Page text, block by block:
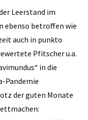
Leerstand im
ebenso betroffen wie
auch in punkto
Pfitscher u.a.
in die
Pandemie
der guten Monate